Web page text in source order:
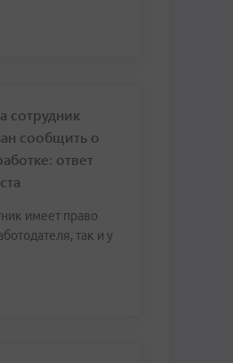
сотрудник
сообщить о
ответ
имеет право
так и у